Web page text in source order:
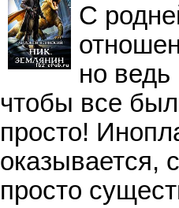
С
но ведь
чтобы все
просто!
оказывается,
просто